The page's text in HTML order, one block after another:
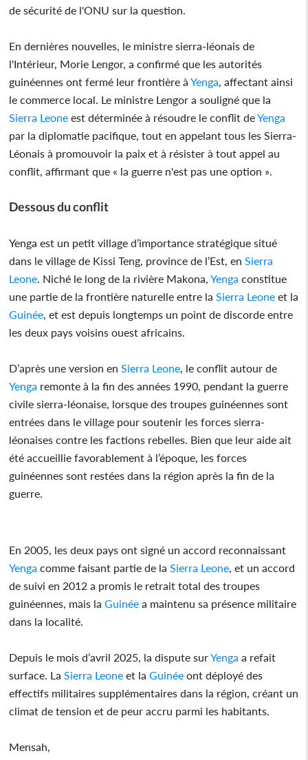
de sécurité de l'ONU sur la question.
En dernières nouvelles, le ministre sierra-léonais de
l'Intérieur, Morie Lengor, a confirmé que les autorités
guinéennes ont fermé leur frontière à Yenga, affectant ainsi
le commerce local. Le ministre Lengor a souligné que la
Sierra Leone est déterminée à résoudre le conflit deYenga
par la diplomatie pacifique, tout en appelant tous les Sierra-
Léonais à promouvoir la paix et à résister à tout appel au
conflit, affirmant que « la guerre n'est pas une option ».
Dessous du conflit
Yenga est un petit village d’importance stratégique situé
dans le village de Kissi Teng, province de l’Est, enSierra
Leone. Niché le long de la rivière Makona, Yenga constitue
une partie de la frontière naturelle entre laSierra Leone et la
Guinée, et est depuis longtemps un point de discorde entre
les deux pays voisins ouest africains.
D’après une version enSierra Leone, le conflit autour de
Yenga remonte à la fin des années 1990, pendant la guerre
civile sierra-léonaise, lorsque des troupes guinéennes sont
entrées dans le village pour soutenir les forces sierra-
léonaises contre les factions rebelles. Bien que leur aide ait
été accueillie favorablement à l’époque, les forces
guinéennes sont restées dans la région après la fin de la
guerre.
En 2005, les deux pays ont signé un accord reconnaissant
Yenga comme faisant partie de laSierra Leone, et un accord
de suivi en 2012 a promis le retrait total des troupes
guinéennes, mais la Guinée a maintenu sa présence militaire
dans la localité.
Depuis le mois d’avril 2025, la dispute surYenga a refait
surface. LaSierra Leone et la Guinée ont déployé des
effectifs militaires supplémentaires dans la région, créant un
climat de tension et de peur accru parmi les habitants.
Mensah,